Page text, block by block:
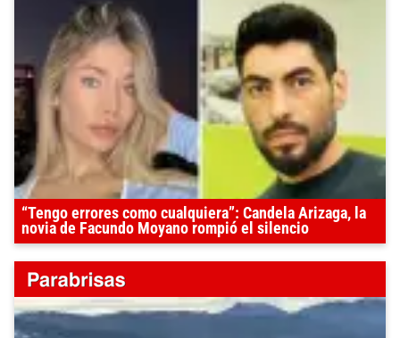
“Tengo errores como cualquiera”: Candela Arizaga, la
novia de Facundo Moyano rompió el silencio